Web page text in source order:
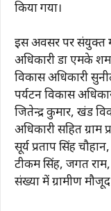
किया गया।
इस अवसर पर संयुक्त
अधिकारी डा एमके
विकास अधिकारी
पर्यटन विकास
जितेन्द्र कुमार, खंड
अधिकारी सहित ग्राम
सूर्य प्रताप सिंह
टीकम सिंह, जगत राम,
संख्या में ग्रामीण